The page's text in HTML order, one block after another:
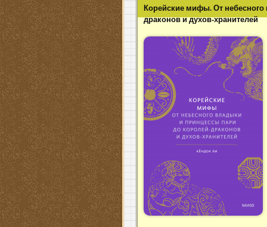
Корейские мифы. От
драконов и духов-хранителей